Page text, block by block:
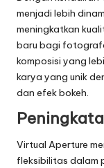
menjadi lebih
meningkatkan
baru bagi
komposisi yang
karya yang unik
dan efek bokeh.
Virtual Aperture
fleksibilitas dalam